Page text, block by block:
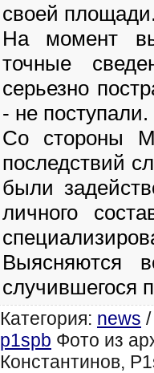
своей
На момент
точные
серьезно
- не поступали.
Со стороны
последствий
были
личного
Выясняются
случившегося
Категория: news
p1spb Фото из
Константинов,